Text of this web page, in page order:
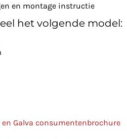
en montage instructie
het volgende model:
Galva consumentenbrochure